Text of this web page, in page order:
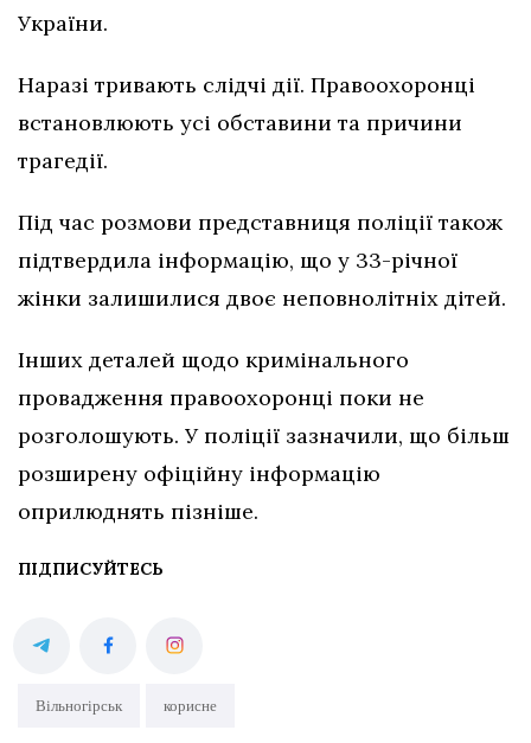
України.
Наразі тривають слідчі дії. Правоохоронці
встановлюють усі обставини та причини
трагедії.
Під час розмови представниця поліції також
підтвердила інформацію, що у 33-річної
жінки залишилися двоє неповнолітніх дітей.
Інших деталей щодо кримінального
провадження правоохоронці поки не
розголошують. У поліції зазначили, що більш
розширену офіційну інформацію
оприлюднять пізніше.
ПІДПИСУЙТЕСЬ
Вільногірськ корисне